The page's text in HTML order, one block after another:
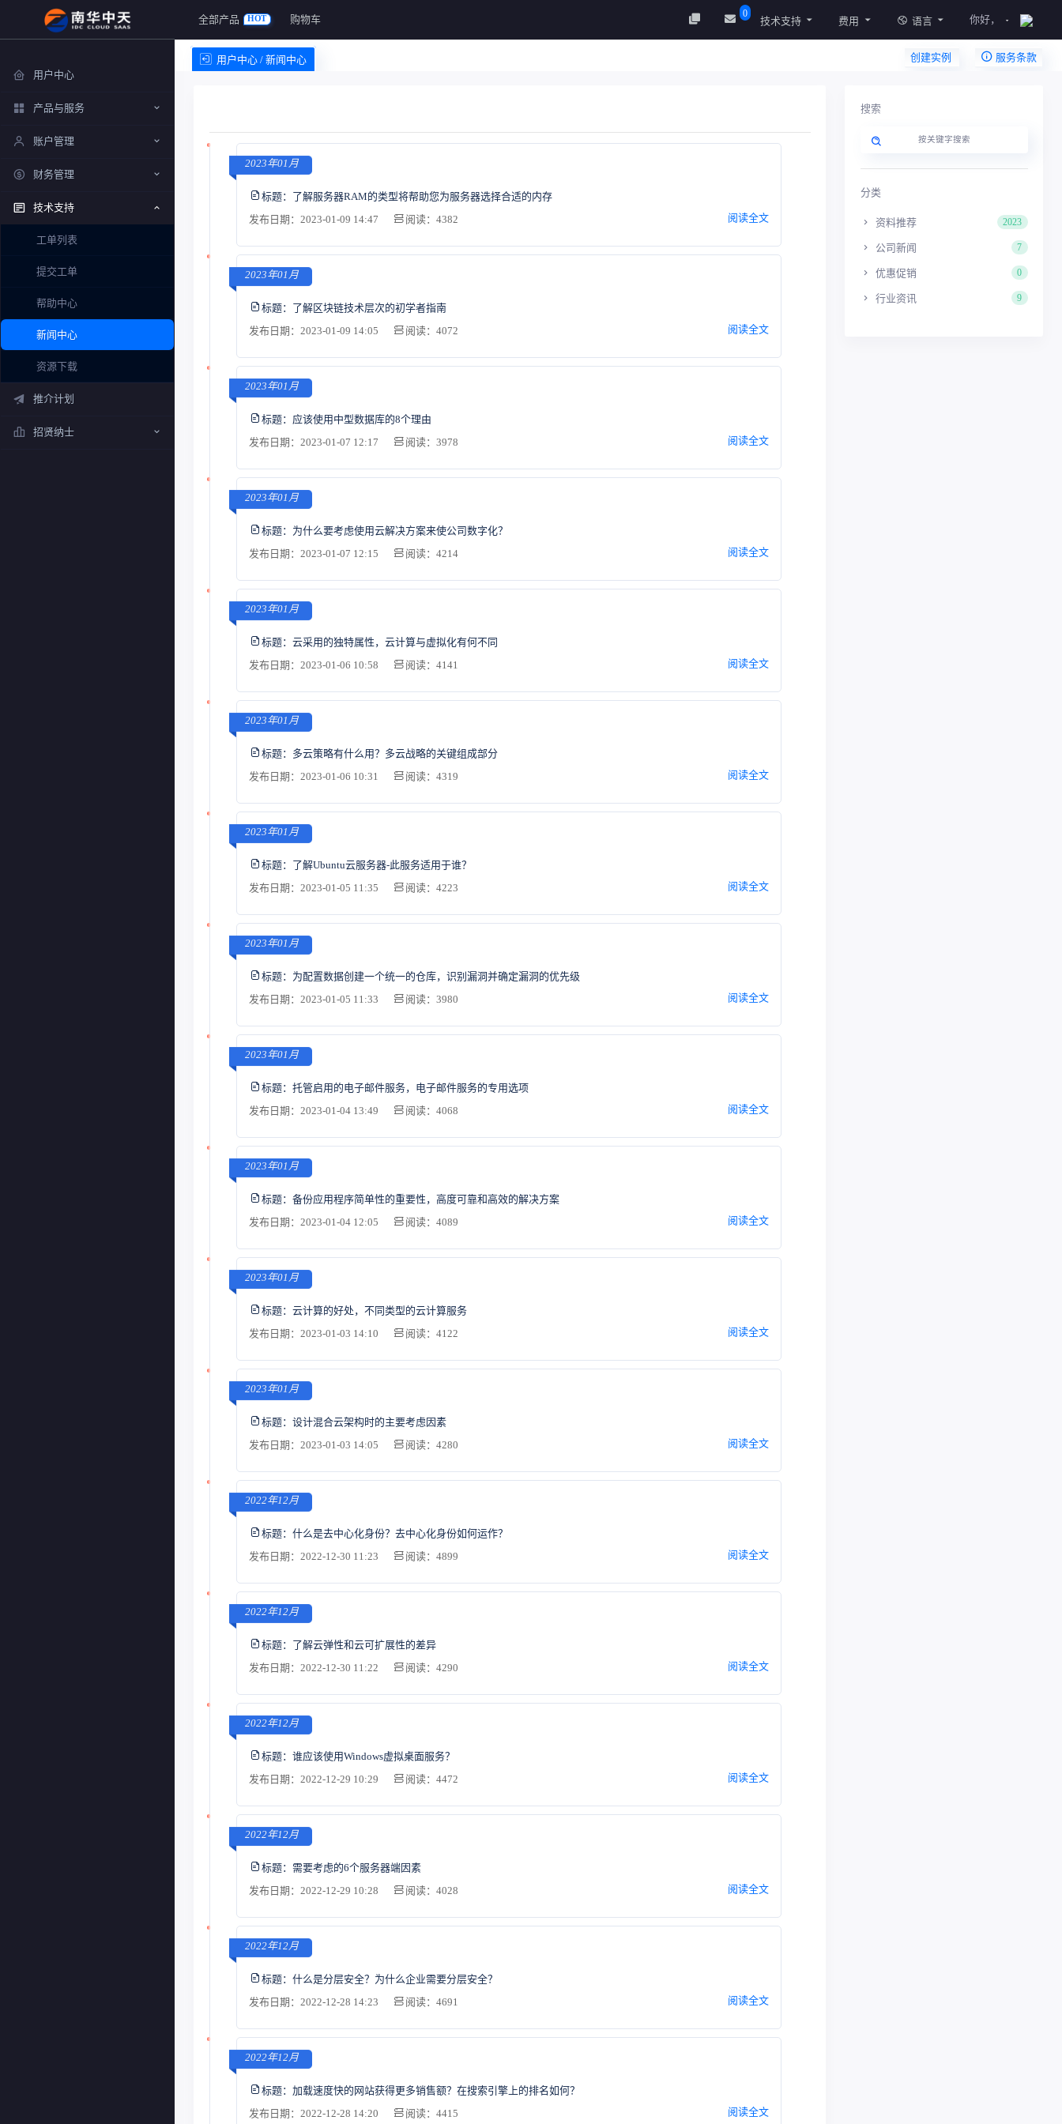
全部产品 HOT 购物车 0
技术支持 费用 语言 你好，
用户中心 / 新闻中心 创建实例
服务条款
用户中心
产品与服务
账户管理
财务管理
技术支持
工单列表
提交工单
帮助中心
新闻中心
资源下载
推介计划
招贤纳士
2023年01月
标题： 了解服务器RAM的类型将帮助您为服务器选择合适的内存
发布日期：2023-01-09 14:47
阅读：4382 阅读全文
2023年01月
标题： 了解区块链技术层次的初学者指南
发布日期：2023-01-09 14:05
阅读：4072 阅读全文
2023年01月
标题： 应该使用中型数据库的8个理由
发布日期：2023-01-07 12:17
阅读：3978 阅读全文
2023年01月
标题： 为什么要考虑使用云解决方案来使公司数字化？
发布日期：2023-01-07 12:15
阅读：4214 阅读全文
2023年01月
标题： 云采用的独特属性，云计算与虚拟化有何不同
发布日期：2023-01-06 10:58
阅读：4141 阅读全文
2023年01月
标题： 多云策略有什么用？多云战略的关键组成部分
发布日期：2023-01-06 10:31
阅读：4319 阅读全文
2023年01月
标题： 了解Ubuntu云服务器-此服务适用于谁？
发布日期：2023-01-05 11:35
阅读：4223 阅读全文
2023年01月
标题： 为配置数据创建一个统一的仓库，识别漏洞并确定漏洞的优先级
发布日期：2023-01-05 11:33
阅读：3980 阅读全文
2023年01月
标题： 托管启用的电子邮件服务，电子邮件服务的专用选项
发布日期：2023-01-04 13:49
阅读：4068 阅读全文
2023年01月
标题： 备份应用程序简单性的重要性，高度可靠和高效的解决方案
发布日期：2023-01-04 12:05
阅读：4089 阅读全文
2023年01月
标题： 云计算的好处，不同类型的云计算服务
发布日期：2023-01-03 14:10
阅读：4122 阅读全文
2023年01月
标题： 设计混合云架构时的主要考虑因素
发布日期：2023-01-03 14:05
阅读：4280 阅读全文
2022年12月
标题： 什么是去中心化身份？去中心化身份如何运作？
发布日期：2022-12-30 11:23
阅读：4899 阅读全文
2022年12月
标题： 了解云弹性和云可扩展性的差异
发布日期：2022-12-30 11:22
阅读：4290 阅读全文
2022年12月
标题： 谁应该使用Windows虚拟桌面服务？
发布日期：2022-12-29 10:29
阅读：4472 阅读全文
2022年12月
标题： 需要考虑的6个服务器端因素
发布日期：2022-12-29 10:28
阅读：4028 阅读全文
2022年12月
标题： 什么是分层安全？为什么企业需要分层安全？
发布日期：2022-12-28 14:23
阅读：4691 阅读全文
2022年12月
标题： 加载速度快的网站获得更多销售额？在搜索引擎上的排名如何？
发布日期：2022-12-28 14:20
阅读：4415 阅读全文
搜索
分类
资料推荐 2023
公司新闻 7
优惠促销 0
行业资讯 9